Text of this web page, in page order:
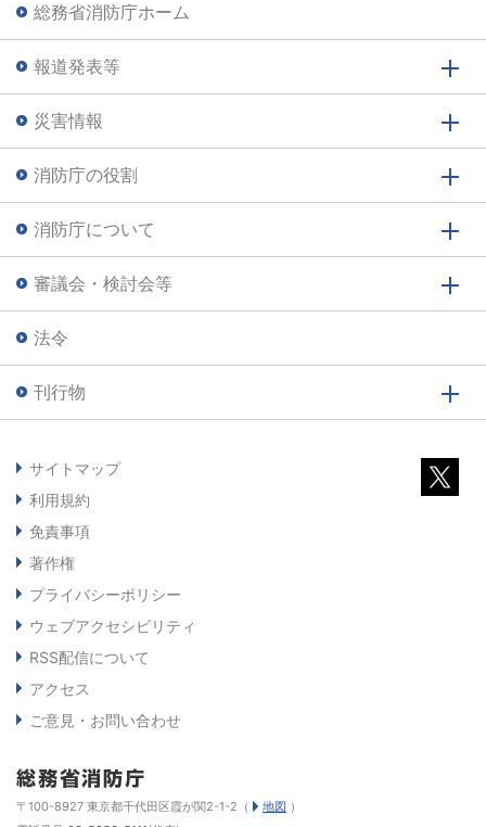
総務省消防庁ホーム
報道発表等
災害情報
消防庁の役割
消防庁について
審議会・検討会等
法令
刊行物
サイトマップ
利用規約
免責事項
著作権
プライバシーポリシー
ウェブアクセシビリティ
RSS配信について
アクセス
ご意見・お問い合わせ
〒100-8927 東京都千代田区霞が関2-1-2（ 地図 ）